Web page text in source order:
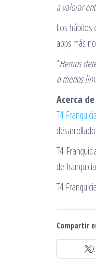
a valorar
Los hábitos
apps más
“Hemos
o menos
Acerca
T4
T4
de
T4
Compartir